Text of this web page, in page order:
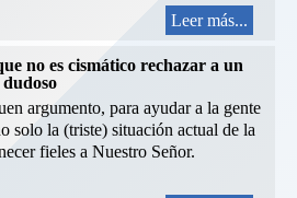
Leer más...
no es cismático rechazar a un
argumento, para ayudar a la gente
solo la (triste) situación actual de la
fieles a Nuestro Señor.